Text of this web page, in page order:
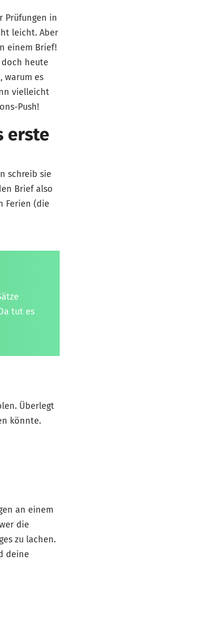
Prüfungen in
leicht. Aber
einem Brief!
heute
warum es
vielleicht
Push!
erste
schreib sie
Brief also
Ferien (die
tut es
Überlegt
könnte.
an einem
die
zu lachen.
deine